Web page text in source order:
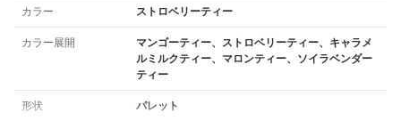
カラー ストロベリーティー
カラー展開
マンゴーティー、ストロベリーティー、キャラメ
ルミルクティー、マロンティー、ソイラベンダー
ティー
形状 パレット